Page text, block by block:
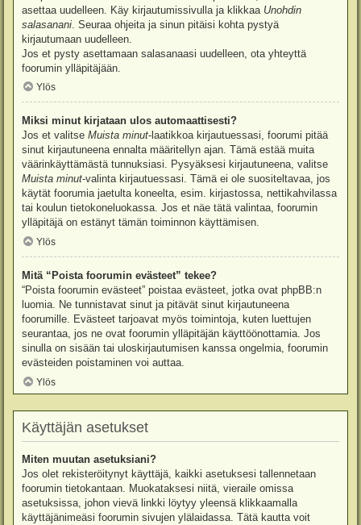
asettaa uudelleen. Käy kirjautumissivulla ja klikkaa Unohdin
salasanani . Seuraa ohjeita ja sinun pitäisi kohta pystyä
kirjautumaan uudelleen.
Jos et pysty asettamaan salasanaasi uudelleen, ota yhteyttä
foorumin ylläpitäjään.
Ylös
Miksi minut kirjataan ulos automaattisesti?
Jos et valitse Muista minut-laatikkoa kirjautuessasi, foorumi pitää
sinut kirjautuneena ennalta määritellyn ajan. Tämä estää muita
väärinkäyttämästä tunnuksiasi. Pysyäksesi kirjautuneena, valitse
Muista minut-valinta kirjautuessasi. Tämä ei ole suositeltavaa, jos
käytät foorumia jaetulta koneelta, esim. kirjastossa, nettikahvilassa
tai koulun tietokoneluokassa. Jos et näe tätä valintaa, foorumin
ylläpitäjä on estänyt tämän toiminnon käyttämisen.
Ylös
Mitä “Poista foorumin evästeet” tekee?
“Poista foorumin evästeet” poistaa evästeet, jotka ovat phpBB:n
luomia. Ne tunnistavat sinut ja pitävät sinut kirjautuneena
foorumille. Evästeet tarjoavat myös toimintoja, kuten luettujen
seurantaa, jos ne ovat foorumin ylläpitäjän käyttöönottamia. Jos
sinulla on sisään tai uloskirjautumisen kanssa ongelmia, foorumin
evästeiden poistaminen voi auttaa.
Ylös
Käyttäjän asetukset
Miten muutan asetuksiani?
Jos olet rekisteröitynyt käyttäjä, kaikki asetuksesi tallennetaan
foorumin tietokantaan. Muokataksesi niitä, vieraile omissa
asetuksissa, johon vievä linkki löytyy yleensä klikkaamalla
käyttäjänimeäsi foorumin sivujen ylälaidassa. Tätä kautta voit